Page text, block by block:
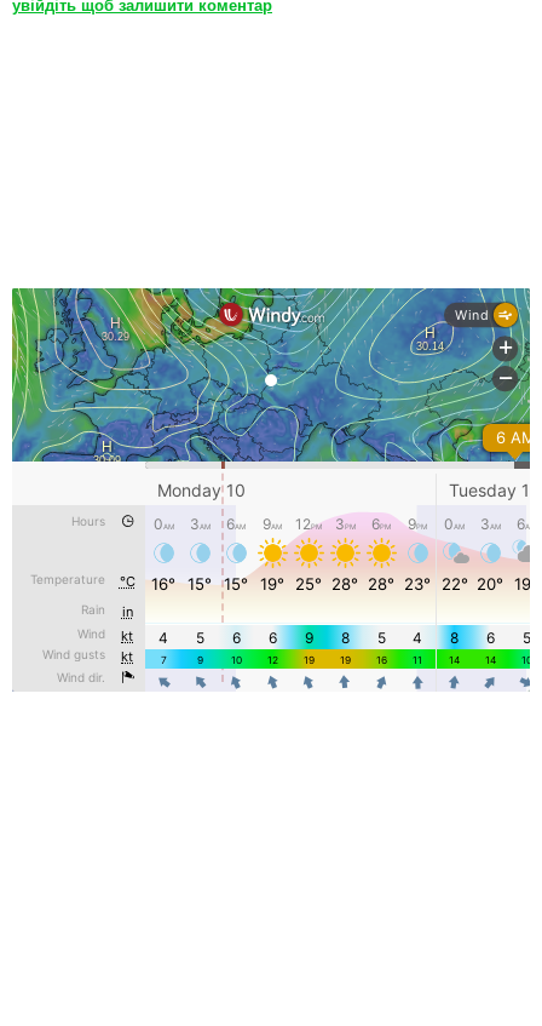
увійдіть щоб залишити коментар